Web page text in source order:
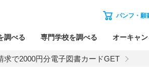
パンフ・願
調べる 専門学校を調べる オーキャ
求で2000円分電子図書カードGET